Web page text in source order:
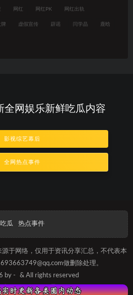
网红 网红PK 网红出轨
牌 虚假宣传 辟谣 闫学晶 鹿晗
全网娱乐新鲜吃瓜内容
影视综艺幕后
全网热点事件
瓜 热点事件
于网络，仅用于资讯分享汇总，不代表本
做删除处理。
by -
& All rights reserved
备2025012096号